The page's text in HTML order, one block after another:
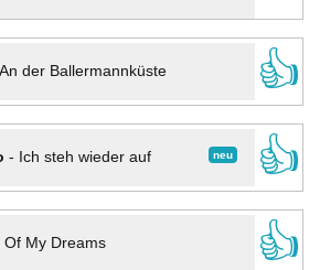
An der Ballermannküste
👍
neu
- Ich steh wieder auf
👍
Of My Dreams
👍